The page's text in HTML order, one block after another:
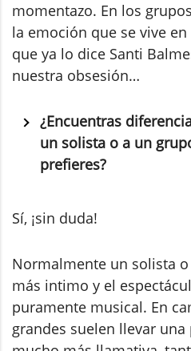
momentazo. En los
la emoción que se vive
que ya lo dice Santi
nuestra obsesión…
¿Encuentras
un solista o a un
prefieres?
Sí, ¡sin duda!
Normalmente un solista
más intimo y el
puramente musical. En
grandes suelen llevar una